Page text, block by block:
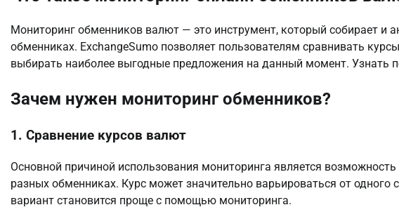
Мониторинг обменников валют — это инструмент, который собирает и
обменниках. ExchangeSumo позволяет пользователям сравнивать
выбирать наиболее выгодные предложения на данный момент. Узнать
Зачем нужен мониторинг обменников?
1. Сравнение курсов валют
Основной причиной использования мониторинга является
разных обменниках. Курс может значительно варьироваться от
вариант становится проще с помощью мониторинга.